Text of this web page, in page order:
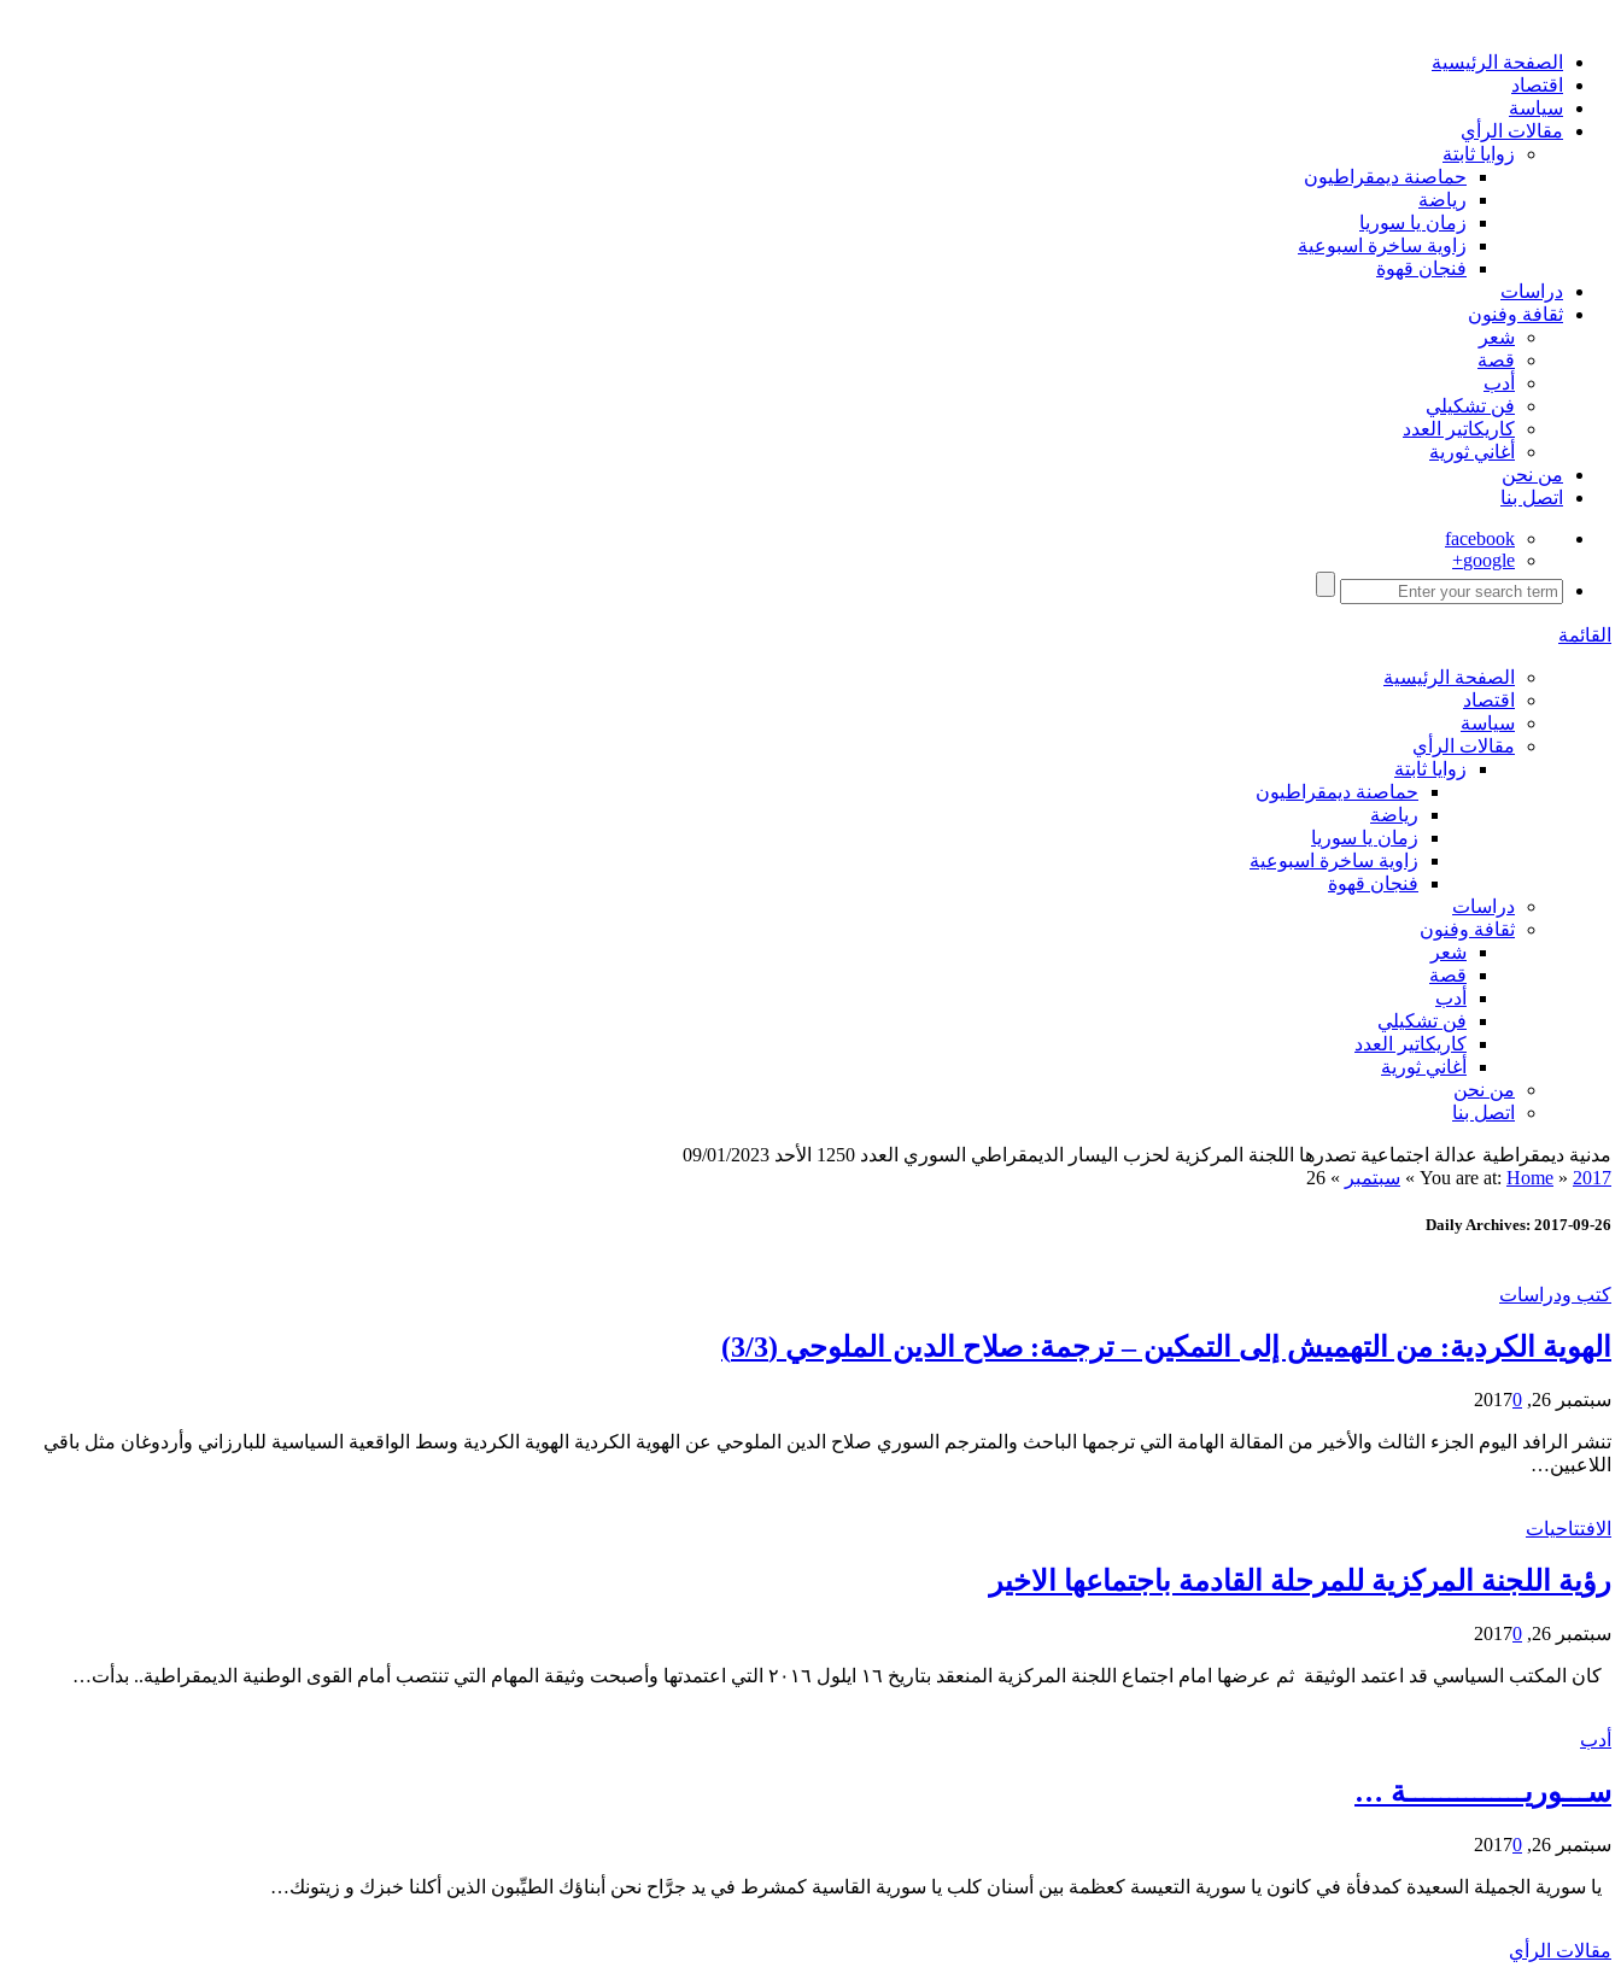
الصفحة الرئيسية
اقتصاد
سياسة
مقالات الرأي
زوايا ثابتة
حماصنة ديمقراطيون
رياضة
زمان يا سوريا
زاوية ساخرة اسبوعية
فنجان قهوة
دراسات
ثقافة وفنون
شعر
قصة
أدب
فن تشكيلي
كاريكاتير العدد
أغاني ثورية
من نحن
اتصل بنا
facebook
google+
القائمة
الصفحة الرئيسية
اقتصاد
سياسة
مقالات الرأي
زوايا ثابتة
حماصنة ديمقراطيون
رياضة
زمان يا سوريا
زاوية ساخرة اسبوعية
فنجان قهوة
دراسات
ثقافة وفنون
شعر
قصة
أدب
فن تشكيلي
كاريكاتير العدد
أغاني ثورية
من نحن
اتصل بنا
مدنية ديمقراطية عدالة اجتماعية تصدرها اللجنة المركزية لحزب اليسار الديمقراطي السوري العدد 1250 الأحد 09/01/2023
You are at: Home » 2017
» سبتمبر »
26
Daily Archives: 2017-09-26
كتب ودراسات
الهوية الكردية: من التهميش إلى التمكين – ترجمة: صلاح الدين الملوحي (3/3)
سبتمبر 26, 2017 0
تنشر الرافد اليوم الجزء الثالث والأخير من المقالة الهامة التي ترجمها الباحث والمترجم السوري صلاح الدين الملوحي عن الهوية الكردية الهوية الكردية وسط الواقعية السياسية للبارزاني وأردوغان مثل باقي
اللاعبين…
الافتتاحيات
رؤية اللجنة المركزية للمرحلة القادمة باجتماعها الاخير
سبتمبر 26, 2017 0
كان المكتب السياسي قد اعتمد الوثيقة ثم عرضها امام اجتماع اللجنة المركزية المنعقد بتاريخ ١٦ ايلول ٢٠١٦ التي اعتمدتها وأصبحت وثيقة المهام التي تنتصب أمام القوى الوطنية الديمقراطية.. بدأت…
أدب
ســـوريــــــــــــــة …
سبتمبر 26, 2017 0
يا سورية الجميلة السعيدة كمدفأة في كانون يا سورية التعيسة كعظمة بين أسنان كلب يا سورية القاسية كمشرط في يد جرَّاح نحن أبناؤك الطيِّبون الذين أكلنا خبزك و زيتونك…
مقالات الرأي